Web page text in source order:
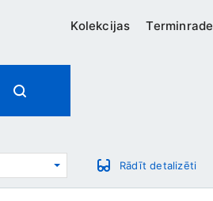
Kolekcijas Terminrade
Rādīt detalizēti